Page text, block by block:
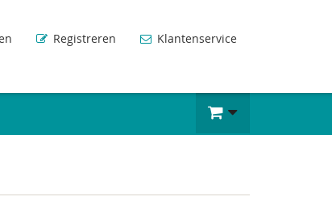
Registreren Klantenservice